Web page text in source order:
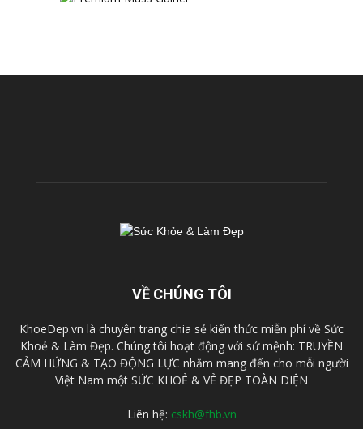
VỀ CHÚNG TÔI
KhoeDep.vn là chuyên trang chia sẻ kiến thức miễn phí về Sức
Khoẻ & Làm Đẹp. Chúng tôi hoạt động với sứ mệnh: TRUYỀN
CẢM HỨNG & TẠO ĐỘNG LỰC nhằm mang đến cho mỗi người
Việt Nam một SỨC KHOẺ & VẺ ĐẸP TOÀN DIỆN
Liên hệ: cskh@fhb.vn